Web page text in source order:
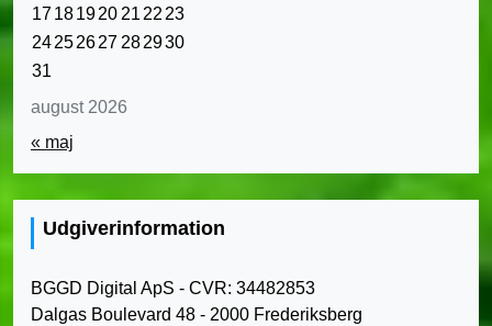
august 2026
17181920212223
24252627282930
31
« maj
Udgiverinformation
BGGD Digital ApS - CVR: 34482853
Dalgas Boulevard 48 - 2000 Frederiksberg